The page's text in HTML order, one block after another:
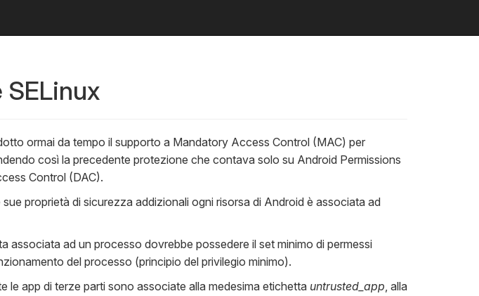
ormai da tempo il supporto a Mandatory Access Control (MAC) per
così la precedente protezione che contava solo su Android Permissions
Control (DAC).
proprietà di sicurezza addizionali ogni risorsa di Android è associata ad
associata ad un processo dovrebbe possedere il set minimo di permessi
del processo (principio del privilegio minimo).
le app di terze parti sono associate alla medesima etichetta untrusted_app, alla